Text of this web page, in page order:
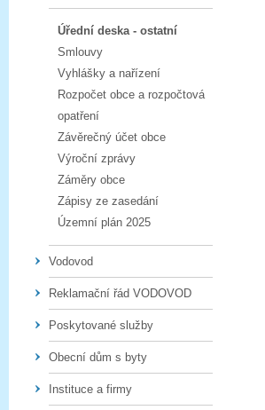
Úřední deska - ostatní
Smlouvy
Vyhlášky a nařízení
Rozpočet obce a rozpočtová
opatření
Závěrečný účet obce
Výroční zprávy
Záměry obce
Zápisy ze zasedání
Územní plán 2025
Vodovod
Reklamační řád VODOVOD
Poskytované služby
Obecní dům s byty
Instituce a firmy